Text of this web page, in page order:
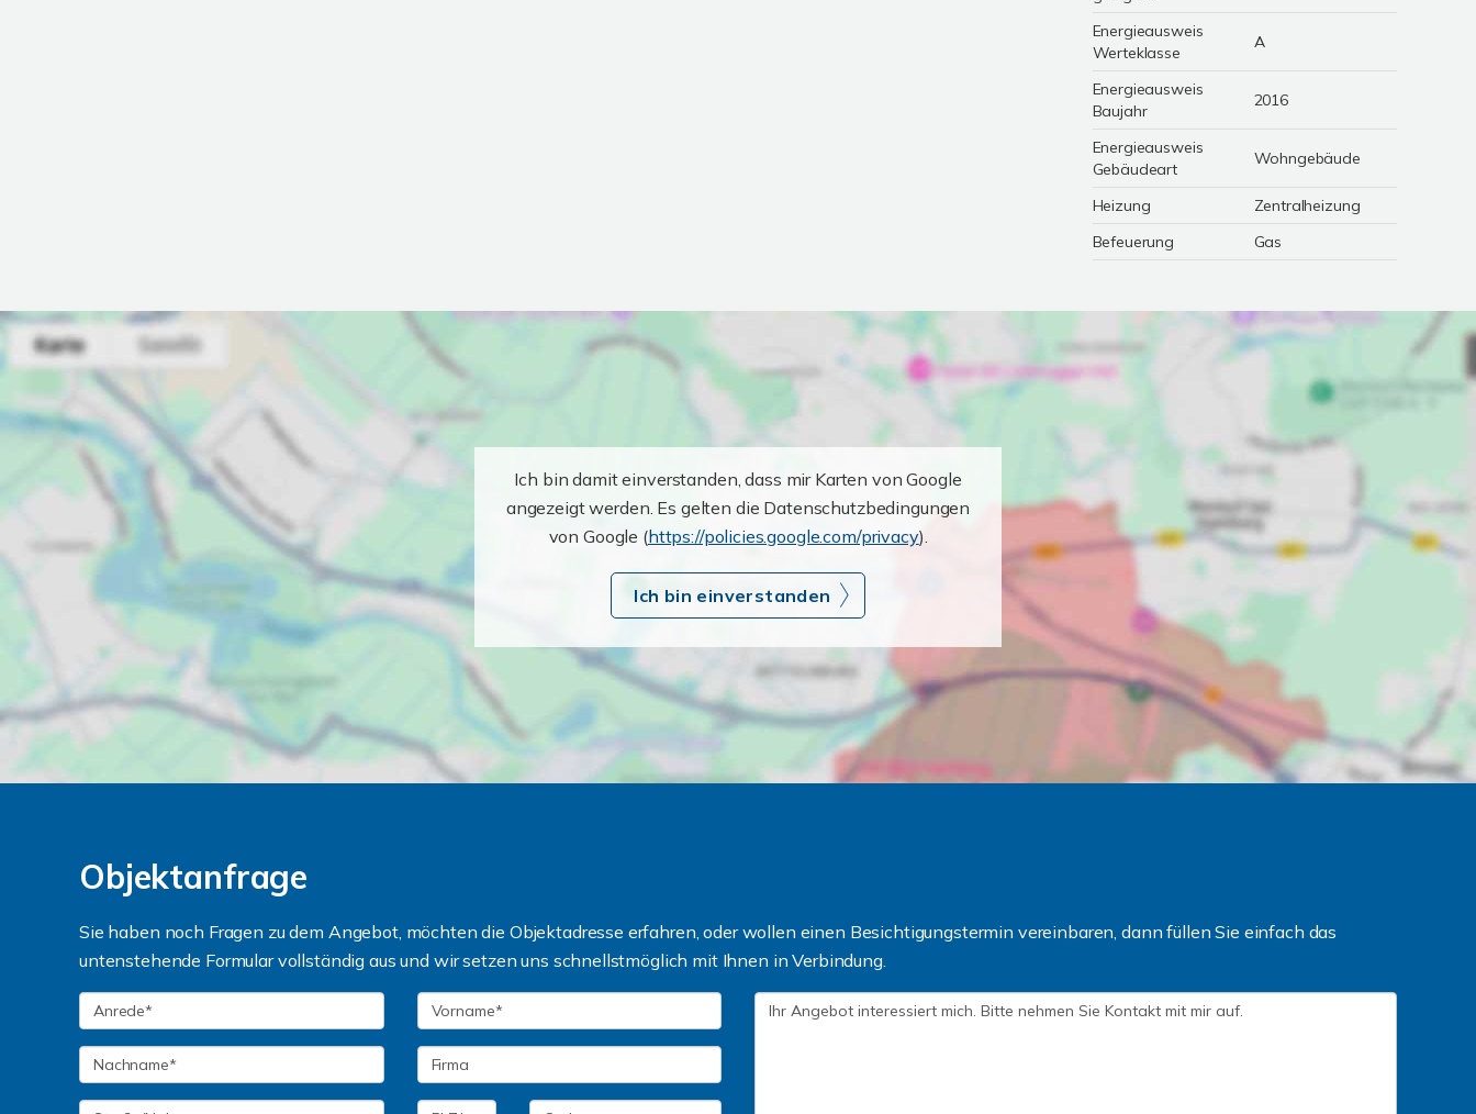
Energieausweis
Werteklasse
A
Energieausweis
Baujahr
2016
Energieausweis
Gebäudeart
Wohngebäude
Heizung
Zentralheizung
Befeuerung
Gas
Ich bin damit einverstanden, dass mir Karten von Google
angezeigt werden. Es gelten die Datenschutzbedingungen
von Google (https://policies.google.com/privacy).
Ich bin einverstanden
Objektanfrage
Sie haben noch Fragen zu dem Angebot, möchten die Objektadresse erfahren, oder wollen einen Besichtigungstermin vereinbaren, dann füllen Sie einfach das
untenstehende Formular vollständig aus und wir setzen uns schnellstmöglich mit Ihnen in Verbindung.